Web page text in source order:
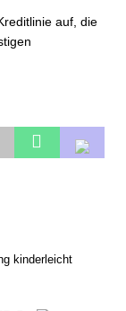
auf, die
kinderleicht